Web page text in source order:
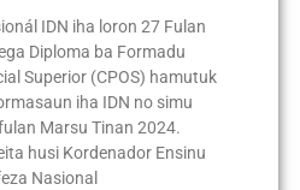
IDN iha loron 27 Fulan
Diploma ba Formadu
Superior (CPOS) hamutuk
iha IDN no simu
Marsu Tinan 2024.
husi Kordenador Ensinu
Nasional